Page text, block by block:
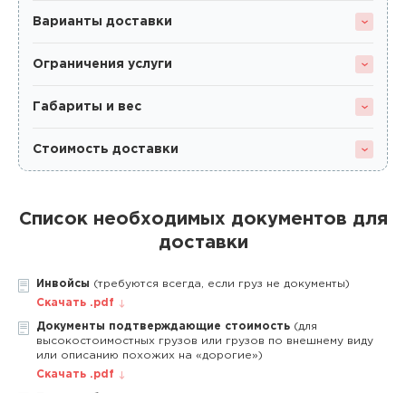
Варианты доставки
Ограничения услуги
Габариты и вес
Стоимость доставки
Список необходимых документов для
доставки
Инвойсы (требуются всегда, если груз не документы)
Скачать .pdf
Документы подтверждающие стоимость (для
высокостоимостных грузов или грузов по внешнему виду
или описанию похожих на «дорогие»)
Скачать .pdf